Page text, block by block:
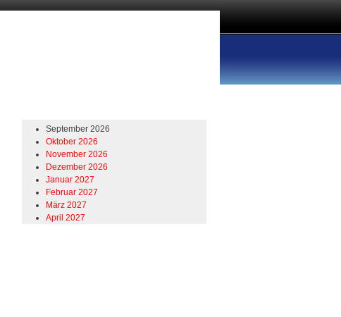
September 2026
Oktober 2026
November 2026
Dezember 2026
Januar 2027
Februar 2027
März 2027
April 2027